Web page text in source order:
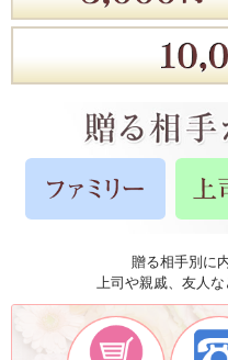
贈る相手別に
上司や親戚、友人